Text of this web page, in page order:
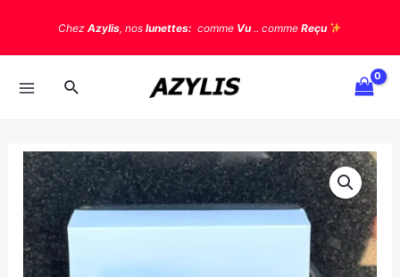
ChezAzylis, noslunettes: comme Vu.. commeReçu